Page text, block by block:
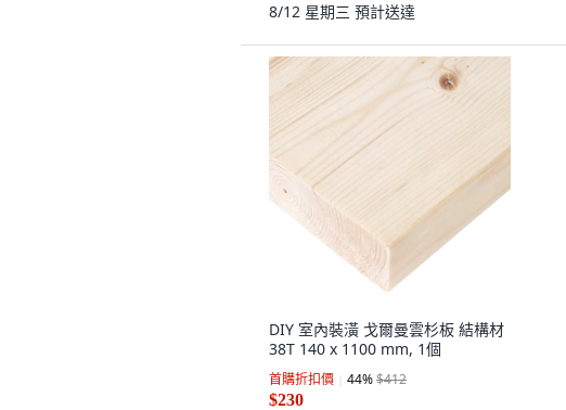
8/12 星期三 預計送達
DIY 室內裝潢 戈爾曼雲杉板 結構材
38T 140 x 1100 mm, 1個
首購折扣價 44%$412
$230